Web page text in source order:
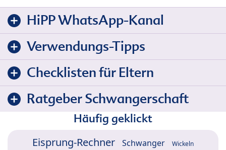
HiPP WhatsApp-Kanal
Verwendungs-Tipps
Checklisten für Eltern
Ratgeber Schwangerschaft
Häufig geklickt
Eisprung-Rechner Schwanger Wickeln